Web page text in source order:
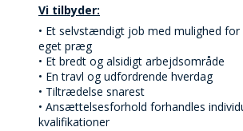
Vi tilbyder:
• Et selvstændigt job med mulighed
eget præg
• Et bredt og alsidigt arbejdsområde
• En travl og udfordrende hverdag
• Tiltrædelse snarest
• Ansættelsesforhold forhandles
kvalifikationer